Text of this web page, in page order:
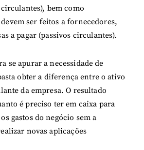
bem como
ser feitos a fornecedores,
a pagar (passivos circulantes).
se apurar a necessidade de
obter a diferença entre o ativo
da empresa. O resultado
é preciso ter em caixa para
gastos do negócio sem a
novas aplicações